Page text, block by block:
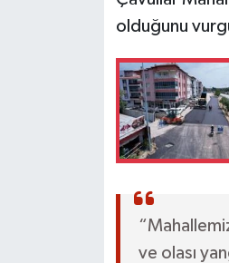
olduğunu
ve olası